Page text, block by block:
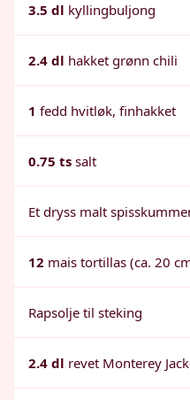
3.5 dl kyllingbuljong
2.4 dl hakket grønn chili
1 fedd hvitløk, finhakket
0.75 ts salt
Et dryss malt
12 mais tortillas (ca. 20
Rapsolje til steking
2.4 dl revet Monterey